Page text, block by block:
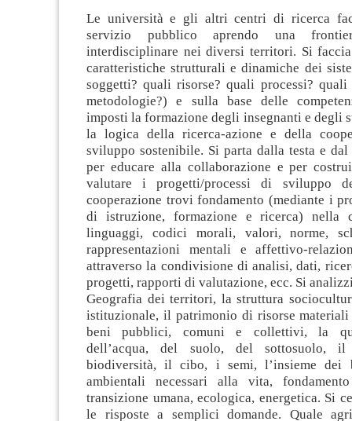
Le università e gli altri centri di ricerca
servizio pubblico aprendo una
interdisciplinare nei diversi territori. Si
caratteristiche strutturali e dinamiche dei
soggetti? quali risorse? quali processi?
metodologie?) e sulla base delle
imposti la formazione degli insegnanti e degli
la logica della ricerca-azione e della
sviluppo sostenibile. Si parta dalla testa e
per educare alla collaborazione e per
valutare i progetti/processi di sviluppo
cooperazione trovi fondamento (mediante i
di istruzione, formazione e ricerca) nella
linguaggi, codici morali, valori, norme,
rappresentazioni mentali e affettivo-
attraverso la condivisione di analisi, dati,
progetti, rapporti di valutazione, ecc. Si
Geografia dei territori, la struttura
istituzionale, il patrimonio di risorse
beni pubblici, comuni e collettivi, la
dell’acqua, del suolo, del sottosuolo, il
biodiversità, il cibo, i semi, l’insieme dei
ambientali necessari alla vita,
transizione umana, ecologica, energetica. Si
le risposte a semplici domande. Quale